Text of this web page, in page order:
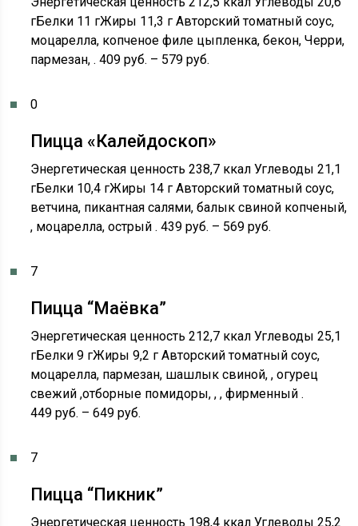
гБелки 11 гЖиры 11,3 г Авторский томатный соус,
моцарелла, копченое филе цыпленка, бекон, Черри,
пармезан, . 409 руб. – 579 руб.
0
Пицца «Калейдоскоп»
Энергетическая ценность 238,7 ккал Углеводы 21,1
гБелки 10,4 гЖиры 14 г Авторский томатный соус,
ветчина, пикантная салями, балык свиной копченый,
, моцарелла, острый . 439 руб. – 569 руб.
7
Пицца “Маёвка”
Энергетическая ценность 212,7 ккал Углеводы 25,1
гБелки 9 гЖиры 9,2 г Авторский томатный соус,
моцарелла, пармезан, шашлык свиной, , огурец
свежий ,отборные помидоры, , , фирменный .
449 руб. – 649 руб.
7
Пицца “Пикник”
Энергетическая ценность 198,4 ккал Углеводы 25,2